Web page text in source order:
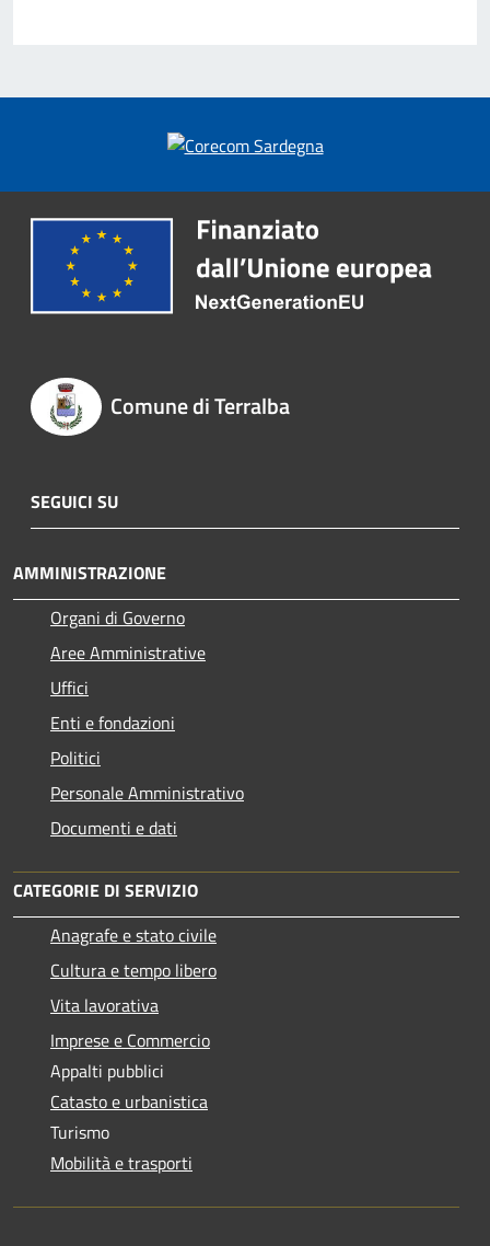
Comune di Terralba
SEGUICI SU
AMMINISTRAZIONE
Organi di Governo
Aree Amministrative
Uffici
Enti e fondazioni
Politici
Personale Amministrativo
Documenti e dati
CATEGORIE DI SERVIZIO
Anagrafe e stato civile
Cultura e tempo libero
Vita lavorativa
Imprese e Commercio
Appalti pubblici
Catasto e urbanistica
Turismo
Mobilità e trasporti